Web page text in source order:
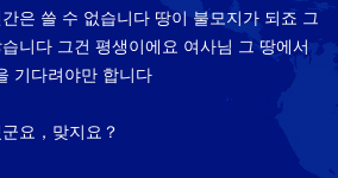
은 쓸 수 없습니다 땅이 불모지가 되죠 그
니다 그건 평생이에요 여사님 그 땅에서
기다려야만 합니다
요，맞지요？